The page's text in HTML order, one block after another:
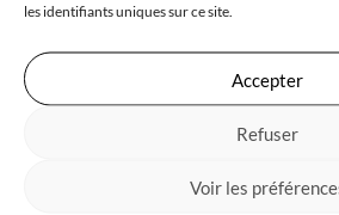
les identifiants uniques sur ce site.
Accepter
Refuser
Voir les
Adresse